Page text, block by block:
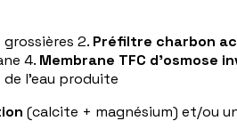
2. Préfiltre charbon
4. Membrane TFC d'osmose
de l'eau produite
(calcite + magnésium) et/ou